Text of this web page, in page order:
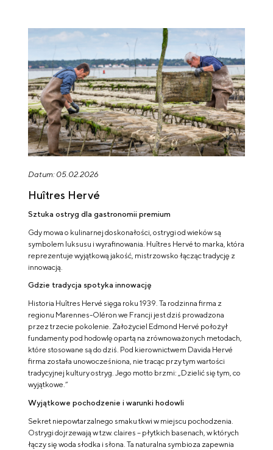
Datum: 05.02.2026
Huîtres Hervé
Sztuka ostryg dla gastronomii premium
Gdy mowa o kulinarnej doskonałości, ostrygi od wieków są
symbolem luksusu i wyrafinowania. Huîtres Hervé to marka, która
reprezentuje wyjątkową jakość, mistrzowsko łącząc tradycję z
innowacją.
Gdzie tradycja spotyka innowację
Historia Huîtres Hervé sięga roku 1939. Ta rodzinna firma z
regionu Marennes-Oléron we Francji jest dziś prowadzona
przez trzecie pokolenie. Założyciel Edmond Hervé położył
fundamenty pod hodowlę opartą na zrównoważonych metodach,
które stosowane są do dziś. Pod kierownictwem Davida Hervé
firma została unowocześniona, nie tracąc przy tym wartości
tradycyjnej kultury ostryg. Jego motto brzmi: „Dzielić się tym, co
wyjątkowe.”
Wyjątkowe pochodzenie i warunki hodowli
Sekret niepowtarzalnego smaku tkwi w miejscu pochodzenia.
Ostrygi dojrzewają w tzw. claires – płytkich basenach, w których
łączy się woda słodka i słona. Ta naturalna symbioza zapewnia